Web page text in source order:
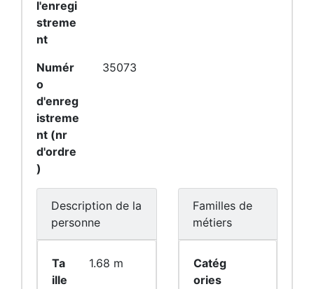
l'enregi
streme
nt
Numér
o
d'enreg
istreme
nt (nr
d'ordre
)
35073
Description de la
personne
Ta
ille
1.68 m
Familles de
métiers
Catég
ories